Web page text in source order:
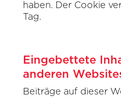
haben. Der Cookie
Tag.
Eingebettete
anderen
Beiträge auf dieser